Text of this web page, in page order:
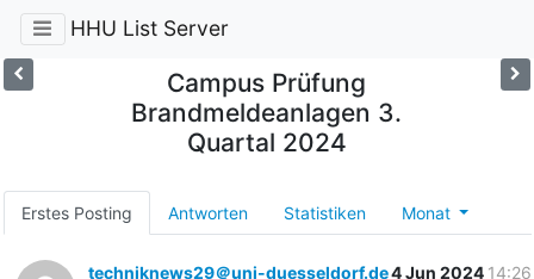
HHU List Server
Campus Prüfung
Brandmeldeanlagen 3.
Quartal 2024
Erstes Posting Antworten Statistiken Monat
techniknews29＠uni-duesseldorf.de4 Jun 2024 14:26